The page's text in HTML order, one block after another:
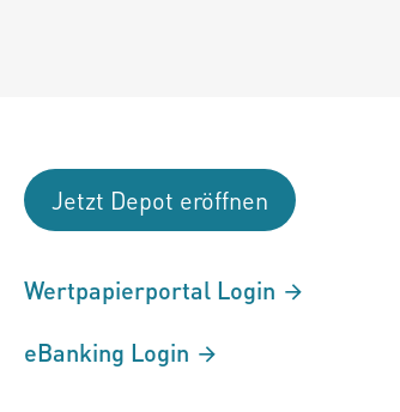
Jetzt Depot eröffnen
Wertpapierportal Login
eBanking Login